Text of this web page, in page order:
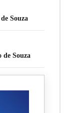
Souza
de Souza